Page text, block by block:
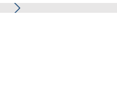
limiter les obligations qui ne
applicables, être exclues ou